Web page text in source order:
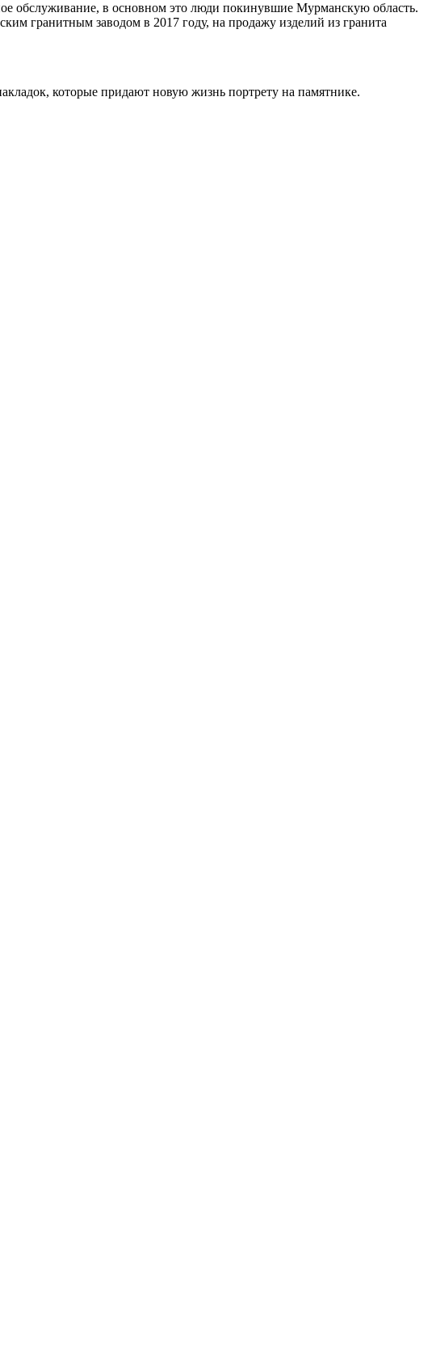
обслуживание, в основном это люди покинувшие Мурманскую область.
гранитным заводом в 2017 году, на продажу изделий из гранита
которые придают новую жизнь портрету на памятнике.